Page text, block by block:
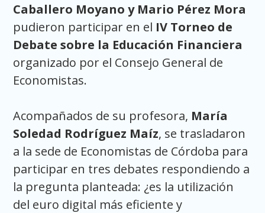
Caballero Moyano y Mario Pérez Mora
pudieron participar en el IV Torneo de
Debate sobre la Educación Financiera
organizado por el Consejo General de
Economistas.
Acompañados de su profesora, María
Soledad Rodríguez Maíz, se trasladaron
a la sede de Economistas de Córdoba para
participar en tres debates respondiendo a
la pregunta planteada: ¿es la utilización
del euro digital más eficiente y